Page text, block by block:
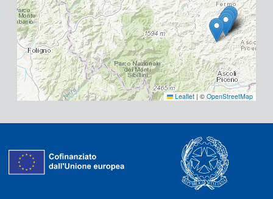
Leaflet | © OpenStreetMap